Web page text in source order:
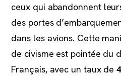
ceux qui abandonnent
des portes
dans les avions. Cette
de civisme est pointée du
Français, avec un taux de